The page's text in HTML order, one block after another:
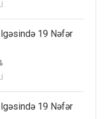
19 Nəfər
19 Nəfər